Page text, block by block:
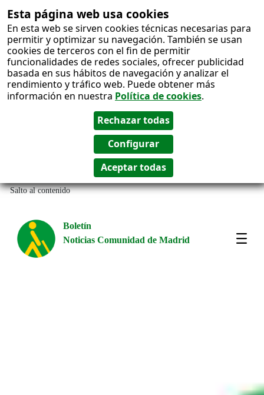
Esta página web usa cookies
En esta web se sirven cookies técnicas necesarias para
permitir y optimizar su navegación. También se usan
cookies de terceros con el fin de permitir
funcionalidades de redes sociales, ofrecer publicidad
basada en sus hábitos de navegación y analizar el
rendimiento y tráfico web. Puede obtener más
información en nuestra Política de cookies.
Salto al contenido
Boletín
Noticias Comunidad de Madrid